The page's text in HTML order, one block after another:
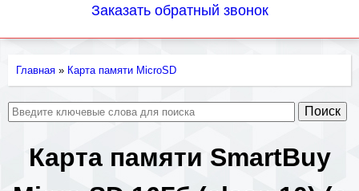
Заказать обратный звонок
Вы
здесь
Главная » Карта памяти MicroSD
Карта памяти SmartBuy